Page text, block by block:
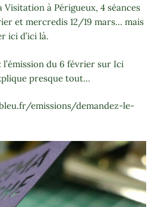
à Périgueux, 4 séances
et mercredis 12/19 mars… mais
ici d’ici là.
du 6 février sur Ici
presque tout…
emissions/demandez-le-